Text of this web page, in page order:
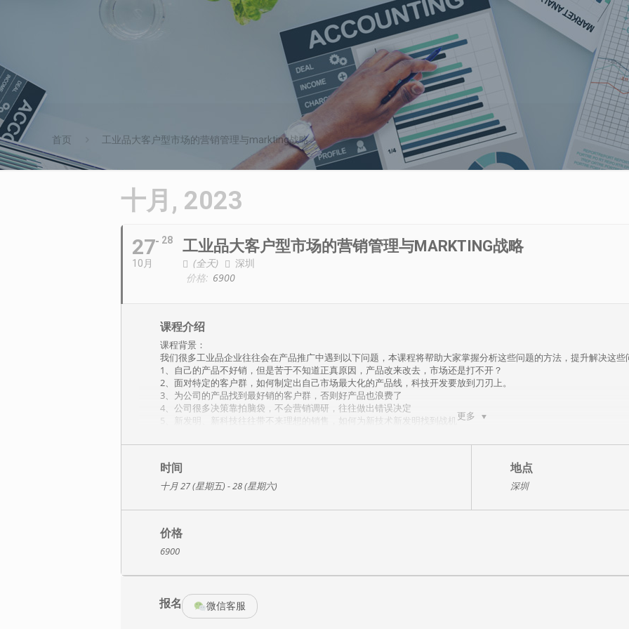
首页 工业品大客户型市场的营销管理与markting战略
十月, 2023
27
10月
28 工业品大客户型市场的营销管理与MARKTING战略
(全天)
深圳
价格: 6900
更多
课程介绍
课程背景：
我们很多工业品企业往往会在产品推广中遇到以下问题，本课程将帮助大家掌握分析这些问题的方法，提升解决这些
1、自己的产品不好销，但是苦于不知道正真原因，产品改来改去，市场还是打不开？
2、面对特定的客户群，如何制定出自己市场最大化的产品线，科技开发要放到刀刃上。
3、为公司的产品找到最好销的客户群，否则好产品也浪费了
4、公司很多决策靠拍脑袋，不会营销调研，往往做出错误决定
5、新发明、新科技往往带不来理想的销售，如何为新技术新发明找到战机
7、项目运作是大项目工业品类市场的市场特征，如何设计出有效的销售运作模型
课程大纲：
一、案例中体会决胜之关键因素
2、新技术是如何在市场上取得突破的
b、西安银行案例：客户的印象让你上不了台阶
2.适销性判断成功与失败之案例种种
三、适销模型要素之—-category need 类别需求
3.识别类别需求市场，
时间
十月 27 (星期五) - 28 (星期六)
地点
深圳
价格
6900
报名 微信客服